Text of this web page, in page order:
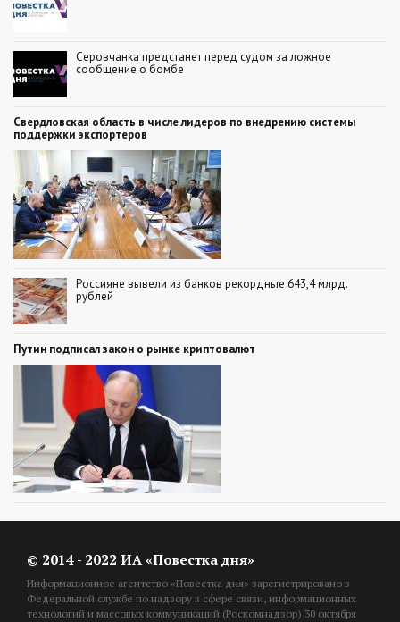
Серовчанка предстанет перед судом за ложное
сообщение о бомбе
Свердловская область в числе лидеров по внедрению системы
поддержки экспортеров
Россияне вывели из банков рекордные 643,4 млрд.
рублей
Путин подписал закон о рынке криптовалют
© 2014 - 2022 ИА «Повестка дня»
Информационное агентство «Повестка дня» зарегистрировано в
Федеральной службе по надзору в сфере связи, информационных
технологий и массовых коммуникаций (Роскомнадзор) 30 октября